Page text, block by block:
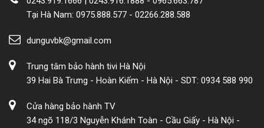
Tại Hà Nam: 0975.888.577 - 02266.288.588
dunguvbk@gmail.com
Trung tâm bảo hành tivi Hà Nội
39 Hai Bà Trưng - Hoàn Kiếm - Hà Nội - SDT: 0934 588 990
Cửa hàng bảo hành TV
34 ngõ 118/3 Nguyễn Khánh Toàn - Cầu Giấy - Hà Nội -